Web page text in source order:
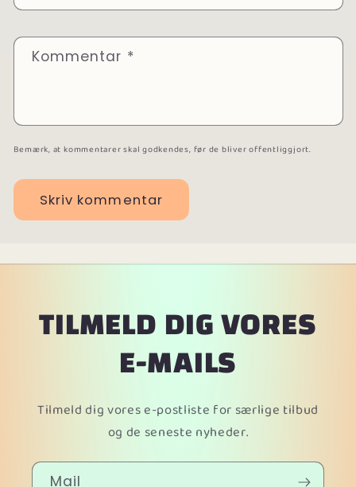
Kommentar *
Bemærk, at kommentarer skal godkendes, før de bliver offentliggjort.
TILMELD DIG VORES
E-MAILS
Tilmeld dig vores e-postliste for særlige tilbud
og de seneste nyheder.
Mail